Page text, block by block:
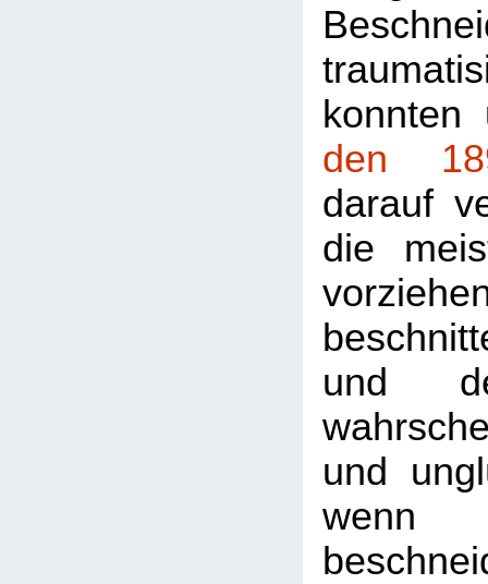
den
darauf
die
und
und